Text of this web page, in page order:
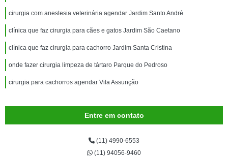
cirurgia com anestesia veterinária agendar Jardim Santo André
clínica que faz cirurgia para cães e gatos Jardim São Caetano
clínica que faz cirurgia para cachorro Jardim Santa Cristina
onde fazer cirurgia limpeza de tártaro Parque do Pedroso
cirurgia para cachorros agendar Vila Assunção
Entre em contato
(11) 4990-6553
(11) 94056-9460